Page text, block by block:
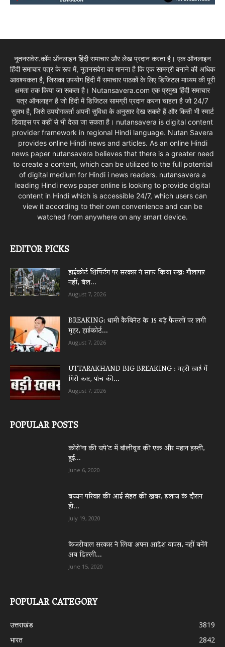
नूतनसवेरा.कॉम ऑनलाइन हिंदी समाचार और लेख प्रदान करता है। एक ऑनलाइन
हिंदी समाचार पत्र के रूप में, नूतनसवेरा का मानना है कि एक सामग्री बनाने की अधिक
आवश्यकता है, जिसका उपयोग हिंदी मैं समाचार पाठकों के लिए डिजिटल माध्यम की पूरी
क्षमता तक किया जा सकता है। Nutansavera.com एक प्रमुख हिंदी समाचार
पत्र ऑनलाइन है जो हिंदी में डिजिटल सामग्री प्रदान करना चाहता है जो 24/7
सुलभ है, जिसे उपयोगकर्ता अपनी सुविधा के अनुसार देख सकते हैं और किसी भी स्मार्ट
डिवाइस पर कहीं से भी देखा जा सकता है। nutansavera is digital content
provider framework in regional Hindi language. Nutan Savera
provides online Hindi news and articles. As an online Hindi
news paper nutansavera believes that there is a greater need
to create a content, which can be utilized to the full potential
of digital medium for Hindi i news readers. nutansavera a
leading Hindi news paper online is looking to provide digital
content in Hindi which is accessible 24/7, which users can
view it according to their own convenience and can be
watched from anywhere on any smart device.
EDITOR PICKS
हाईकोर्ट शिफ्टिंग पर सरकार ने साफ किया रुख: गौलापार
नहीं, बेल...
August 7, 2026
BREAKING: धामी कैबिनेट के 15 बड़े फैसलों पर लगी
मुहर, हाईकोर्ट...
August 7, 2026
UTTARAKHAND BIG BREAKING : गहरी खाई में
गिरी कार, पांच की...
August 7, 2026
POPULAR POSTS
कोरो’ना की चपे’ट में बॉलीवुड की एक और महान हस्ती,
हुई...
June 6, 2020
बच्चन परिवार की आई सेहत की खबर, इलाज के दौरान
हो...
July 19, 2020
केजरीवाल सरकार ने लिया अपना आदेश वापस, नहीं बनेंगे
अब दिल्ली...
June 15, 2020
POPULAR CATEGORY
उत्तराखंड
3819
भारत
2842